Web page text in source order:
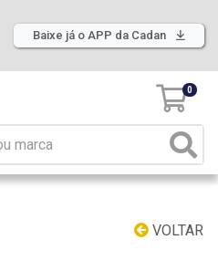
Baixe já o APP da Cadan
0
VOLTAR